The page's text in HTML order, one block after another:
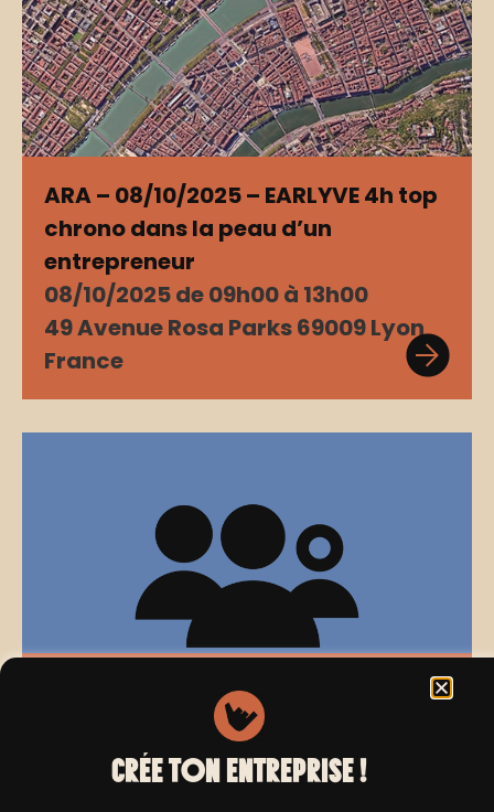
ARA – 08/10/2025 – EARLYVE 4h top
chrono dans la peau d’un
entrepreneur
08/10/2025 de 09h00 à 13h00
49 Avenue Rosa Parks 69009 Lyon
France
Aller-vers : communication de la
07/10/2025 de 09h00 à 12h00
CRÉE TON ENTREPRISE !